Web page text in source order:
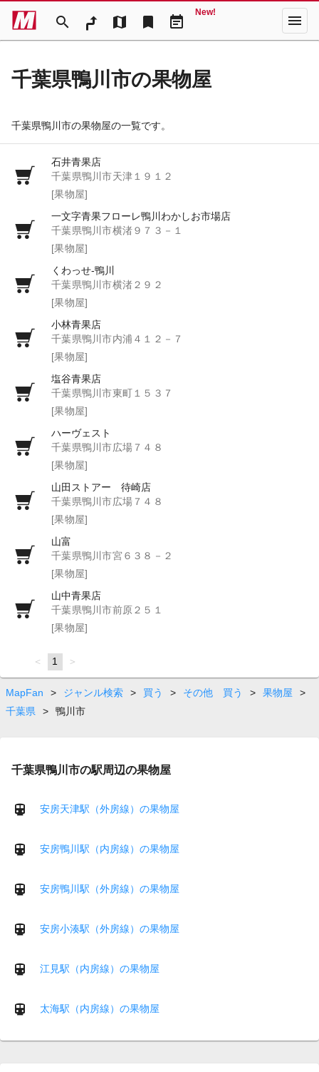
search map bookmark event_note
New! menu
千葉県鴨川市の果物屋
千葉県鴨川市の果物屋の一覧です。
石井青果店
千葉県鴨川市天津１９１２
[果物屋]
一文字青果フローレ鴨川わかしお市場店
千葉県鴨川市横渚９７３－１
[果物屋]
くわっせ‐鴨川
千葉県鴨川市横渚２９２
[果物屋]
小林青果店
千葉県鴨川市内浦４１２－７
[果物屋]
塩谷青果店
千葉県鴨川市東町１５３７
[果物屋]
ハーヴェスト
千葉県鴨川市広場７４８
[果物屋]
山田ストアー 待崎店
千葉県鴨川市広場７４８
[果物屋]
山富
千葉県鴨川市宮６３８－２
[果物屋]
山中青果店
千葉県鴨川市前原２５１
[果物屋]
page
You're
on
page
1 page
MapFan > ジャンル検索 > 買う > その他 買う > 果物屋
>
千葉県
> 鴨川市
千葉県鴨川市の駅周辺の果物屋
安房天津駅（外房線）の果物屋
安房鴨川駅（内房線）の果物屋
安房鴨川駅（外房線）の果物屋
安房小湊駅（外房線）の果物屋
江見駅（内房線）の果物屋
太海駅（内房線）の果物屋